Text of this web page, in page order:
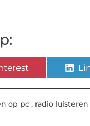
op pc , radio